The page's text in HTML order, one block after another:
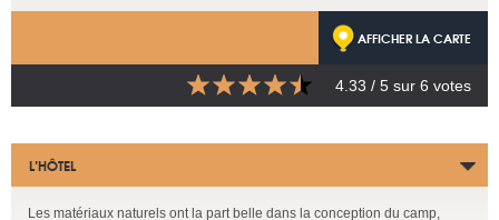
AFFICHER LA CARTE
4.33 / 5 sur 6 votes
L’HÔTEL
Les matériaux naturels ont la part belle dans la conception du camp,